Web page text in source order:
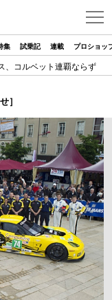
集 試乗記 連載 プロショッ
、コルベット連覇ならず
］